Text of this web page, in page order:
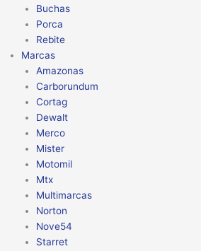
Buchas
Porca
Rebite
Marcas
Amazonas
Carborundum
Cortag
Dewalt
Merco
Mister
Motomil
Mtx
Multimarcas
Norton
Nove54
Starret